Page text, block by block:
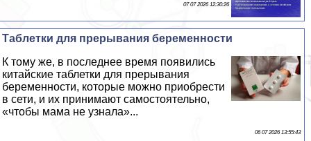
07 07 2026 12:30:26
Таблетки для прерывания беременности
К тому же, в последнее время появились
китайские таблетки для прерывания
беременности, которые можно приобрести
в сети, и их принимают самостоятельно,
«чтобы мама не узнала»...
06 07 2026 13:55:43